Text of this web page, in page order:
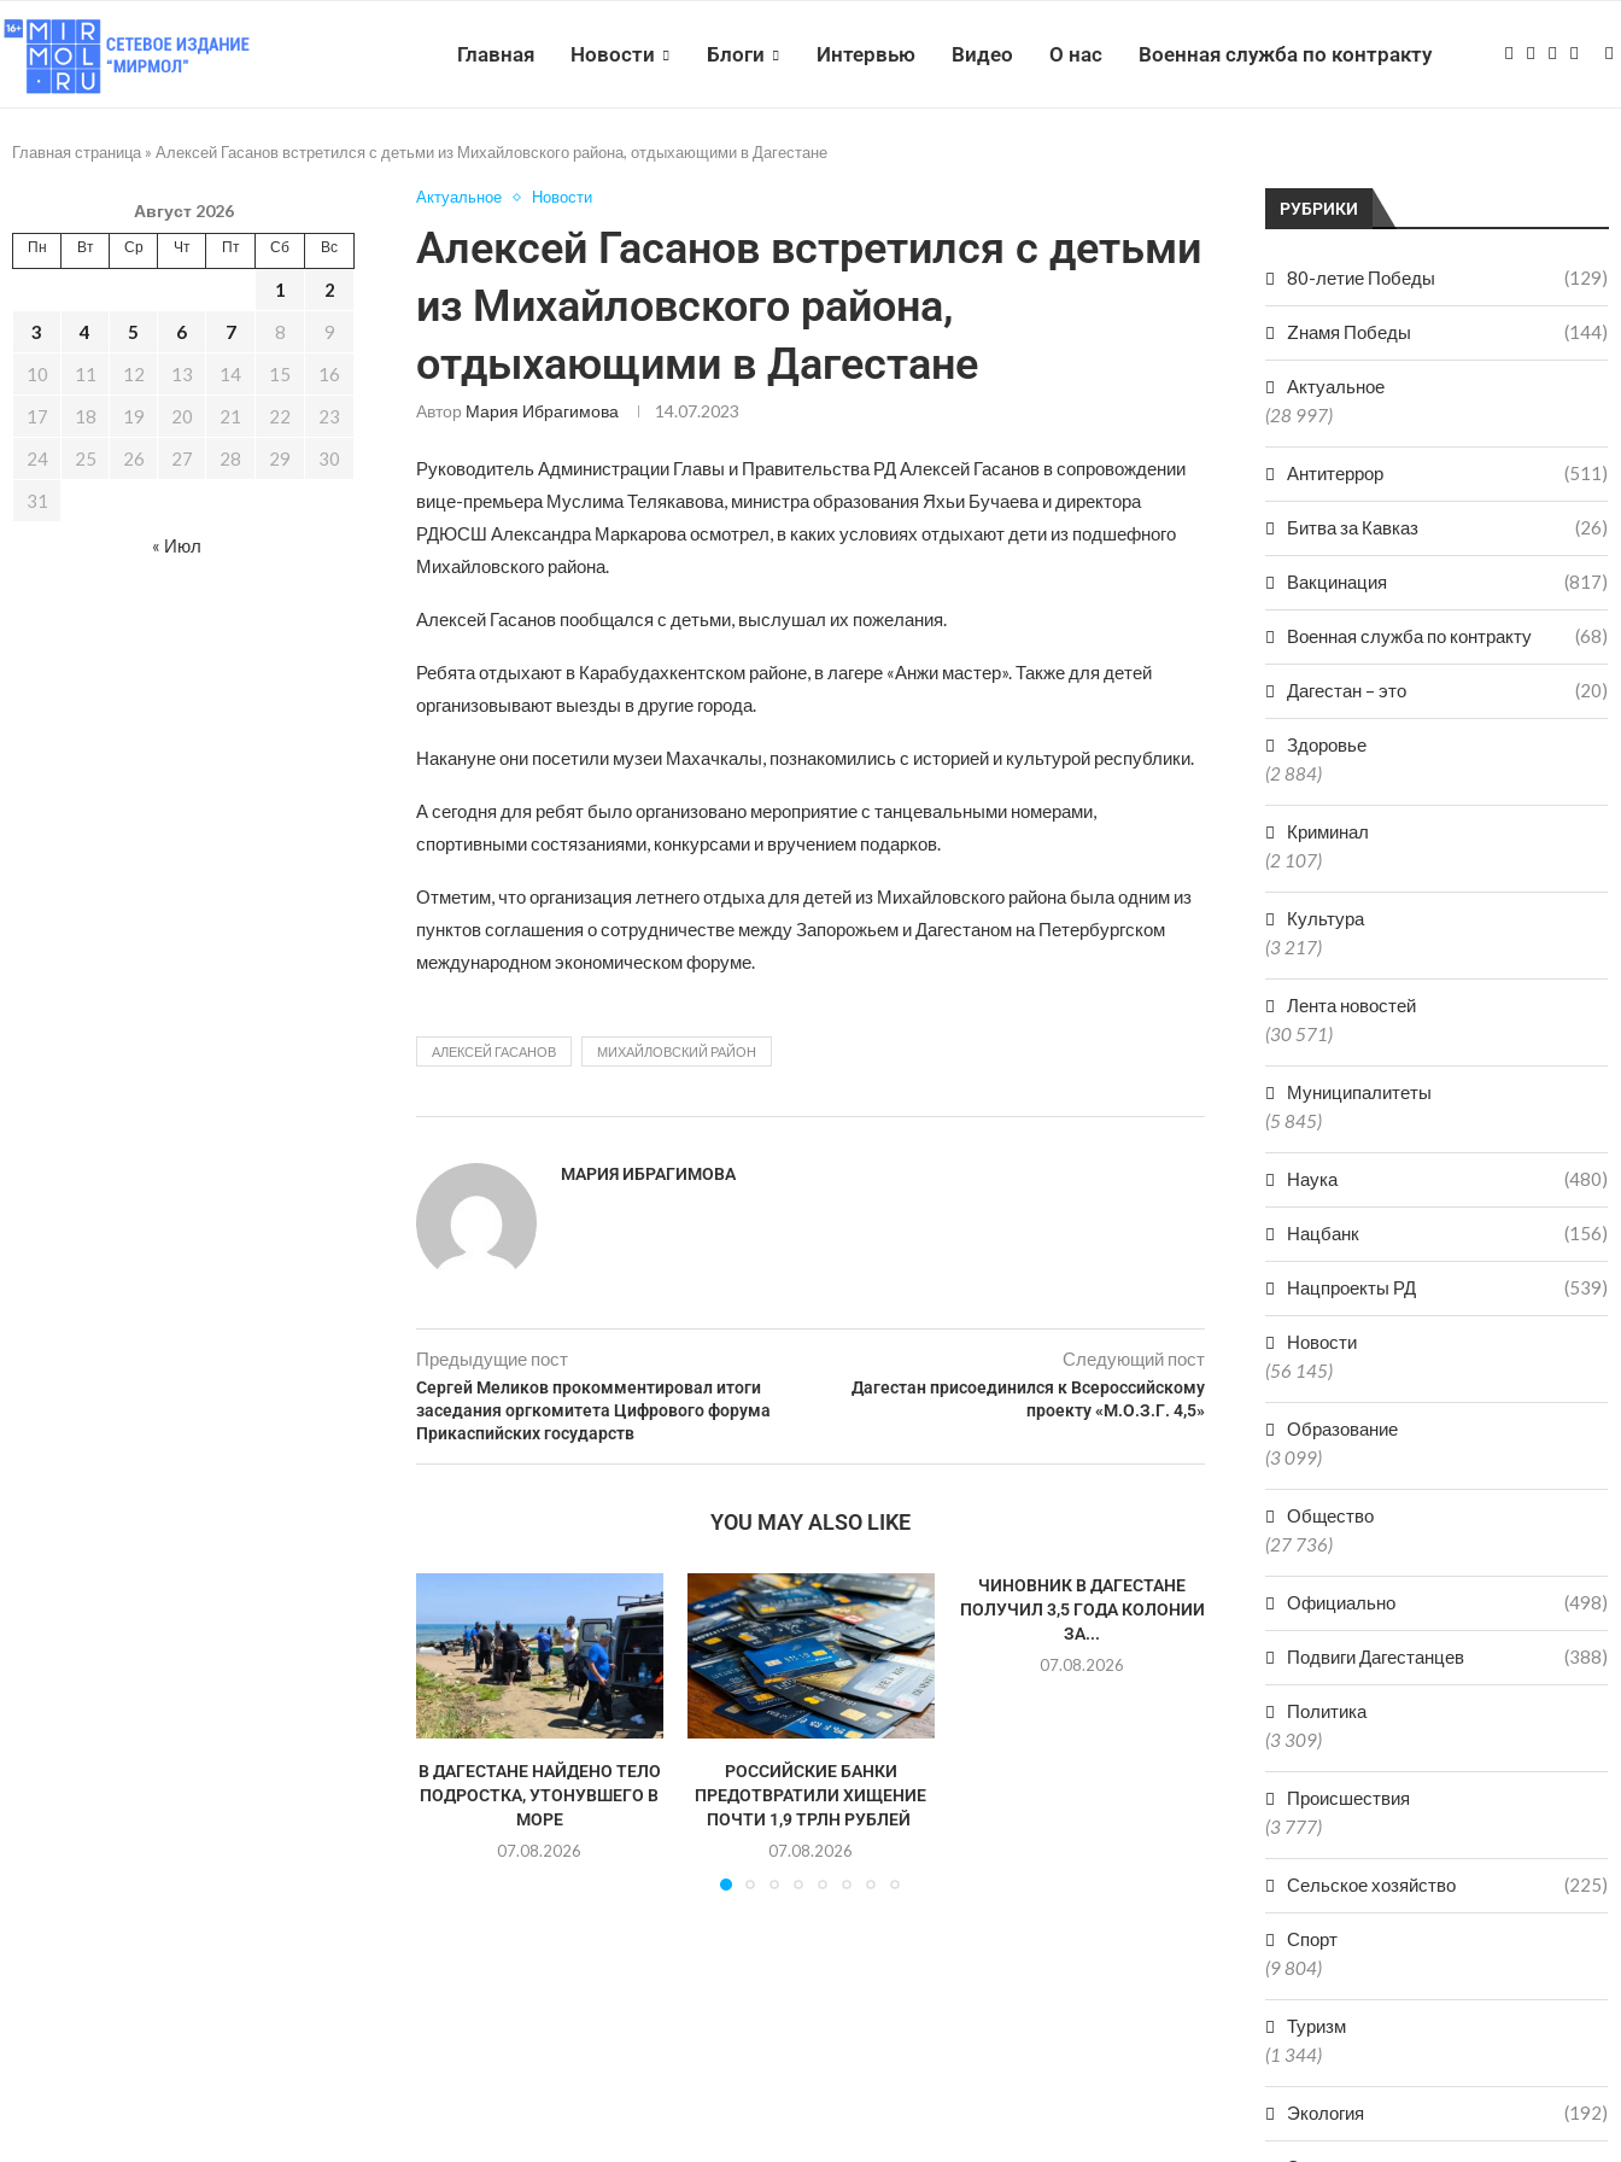
Главная Новости Блоги Интервью Видео О нас Военная служба по контракту
Главная страница » Алексей Гасанов встретился с детьми из Михайловского района, отдыхающими в Дагестане
Актуальное Новости
Алексей Гасанов встретился с детьми
из Михайловского района,
отдыхающими в Дагестане
Автор Мария Ибрагимова 14.07.2023
Руководитель Администрации Главы и Правительства РД Алексей Гасанов в сопровождении
вице-премьера Муслима Телякавова, министра образования Яхьи Бучаева и директора
РДЮСШ Александра Маркарова осмотрел, в каких условиях отдыхают дети из подшефного
Михайловского района.
Алексей Гасанов пообщался с детьми, выслушал их пожелания.
Ребята отдыхают в Карабудахкентском районе, в лагере «Анжи мастер». Также для детей
организовывают выезды в другие города.
Накануне они посетили музеи Махачкалы, познакомились с историей и культурой республики.
А сегодня для ребят было организовано мероприятие с танцевальными номерами,
спортивными состязаниями, конкурсами и вручением подарков.
Отметим, что организация летнего отдыха для детей из Михайловского района была одним из
пунктов соглашения о сотрудничестве между Запорожьем и Дагестаном на Петербургском
международном экономическом форуме.
АЛЕКСЕЙ ГАСАНОВ МИХАЙЛОВСКИЙ РАЙОН
МАРИЯ ИБРАГИМОВА
Предыдущие пост
Сергей Меликов прокомментировал итоги
заседания оргкомитета Цифрового форума
Прикаспийских государств
Следующий пост
Дагестан присоединился к Всероссийскому
проекту «М.О.З.Г. 4,5»
YOU MAY ALSO LIKE
В ДАГЕСТАНЕ НАЙДЕНО ТЕЛО
ПОДРОСТКА, УТОНУВШЕГО В
МОРЕ
07.08.2026
РОССИЙСКИЕ БАНКИ
ПРЕДОТВРАТИЛИ ХИЩЕНИЕ
ПОЧТИ 1,9 ТРЛН РУБЛЕЙ
07.08.2026
ЧИНОВНИК В ДАГЕСТАНЕ
ПОЛУЧИЛ 3,5 ГОДА КОЛОНИИ
ЗА...
07.08.2026
ДАГЕСТАНЕЦ ОТВЕТИТ В
СУДЕ ЗА НЕНАДЛЕЖАЩИЙ
ОТЛОВ АГРЕССИВНЫХ...
В
РУБРИКИ
80-летие Победы (129)
Zнамя Победы (144)
Актуальное
(28 997)
Антитеррор (511)
Битва за Кавказ (26)
Вакцинация (817)
Военная служба по контракту (68)
Дагестан – это (20)
Здоровье
(2 884)
Криминал
(2 107)
Культура
(3 217)
Лента новостей
(30 571)
Муниципалитеты
(5 845)
Наука (480)
Нацбанк (156)
Нацпроекты РД (539)
Новости
(56 145)
Образование
(3 099)
Общество
(27 736)
Официально (498)
Подвиги Дагестанцев (388)
Политика
(3 309)
Происшествия
(3 777)
Сельское хозяйство (225)
Спорт
(9 804)
Туризм
(1 344)
Экология (192)
Август 2026
Пн Вт Ср Чт Пт Сб Вс
1
2
3
4 5 6 7 8
9
10
11 12 13 14 15
16
17
18 19 20 21 22
23
24
25 26 27 28 29
30
31
« Июл